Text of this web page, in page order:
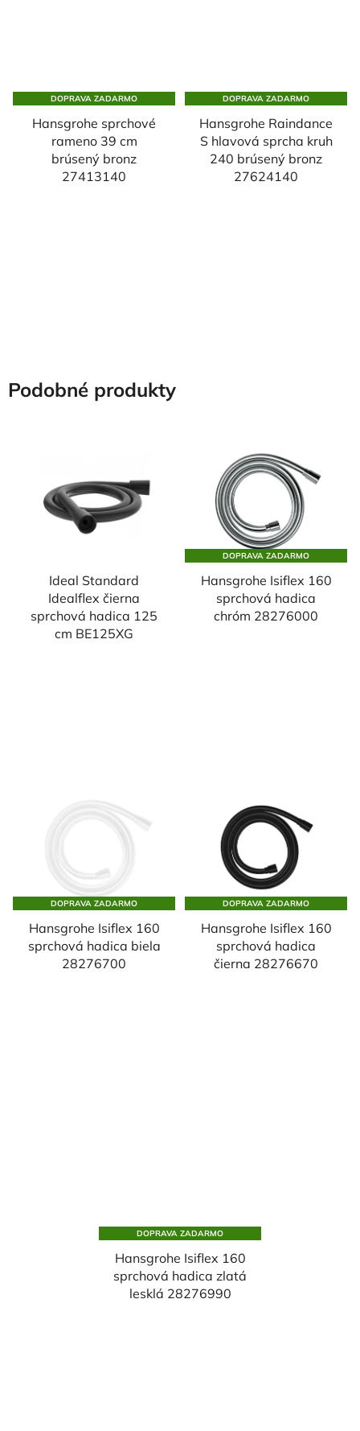
DOPRAVA ZADARMO
Hansgrohe sprchové
rameno 39 cm
brúsený bronz
27413140
DOPRAVA ZADARMO
Hansgrohe Raindance
S hlavová sprcha kruh
240 brúsený bronz
27624140
Podobné produkty
Ideal Standard
Idealflex čierna
sprchová hadica 125
cm BE125XG
DOPRAVA ZADARMO
Hansgrohe Isiflex 160
sprchová hadica
chróm 28276000
DOPRAVA ZADARMO
Hansgrohe Isiflex 160
sprchová hadica biela
28276700
DOPRAVA ZADARMO
Hansgrohe Isiflex 160
sprchová hadica
čierna 28276670
DOPRAVA ZADARMO
Hansgrohe Isiflex 160
sprchová hadica zlatá
lesklá 28276990